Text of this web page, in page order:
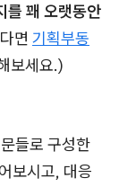
를 꽤 오랫동안
면 기획부동
보세요.)
들로 구성한
보시고, 대응